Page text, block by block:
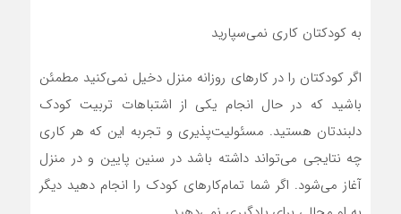
به کودکتان کاری نمی‌سپارید
اگر کودکتان را در کار‌های روزانه منزل دخیل نمی‌کنید مطمئن
باشید که در حال انجام یکی از اشتباهات تربیت کودک
دلبندتان هستید. مسئولیت‌پذیری و تجربه این که هر کاری
چه نتایجی می‌تواند داشته باشد در سنین پایین و در منزل
آغاز می‌شود. اگر شما تمام‌کار‌های کودک را انجام دهید دیگر